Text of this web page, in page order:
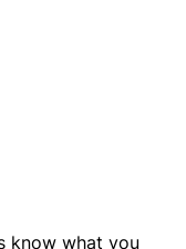
know what you